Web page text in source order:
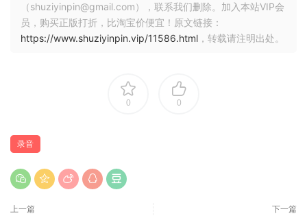
Windows. The newest version unleashes the power of
Windows and is ready to record streaming audio out-of-
box. i-Sound 7 includes all the features of its predecessor,
true! “Stereo Mix” is no longer required. You do not need
to spend a time searching right audio driver. You do not
Control Panel.
Direct Audio Recording
After installation i-Sound will use your default playback
device (Speakers) for recording. You will get the digital
（shuziyinpin@gmail.com），联系我们删除。加入本站VIP会
员，购买正版打折，比淘宝价便宜！原文链接：
https://www.shuziyinpin.vip/11586.html ，转载请注明出处。
0 0
录音
上一篇 下一篇